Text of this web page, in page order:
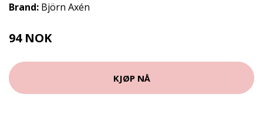
Brand: Björn Axén
94 NOK
KJØP NÅ